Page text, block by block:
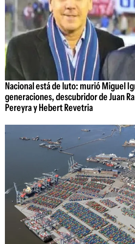
Nacional está de luto: murió Miguel
generaciones, descubridor de Juan
Pereyra y Hebert Revetria